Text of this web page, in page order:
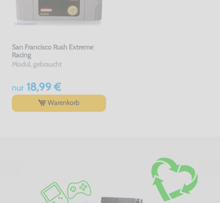
San Francisco Rush Extreme
Racing
Modul, gebraucht
nur18,99 €
Warenkorb